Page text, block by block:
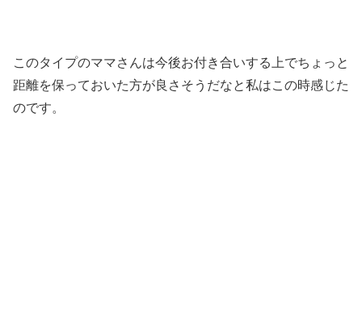
このタイプのママさんは今後お付き合いする上でちょっと
距離を保っておいた方が良さそうだなと私はこの時感じた
のです。